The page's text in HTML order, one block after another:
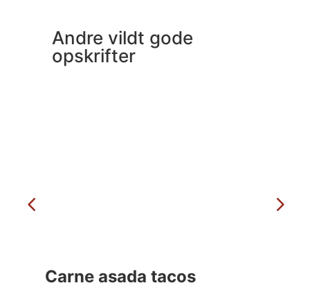
Andre vildt gode
opskrifter
Carne asada tacos